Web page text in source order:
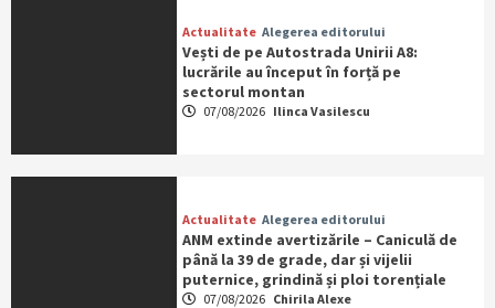
Actualitate Alegerea editorului
Vești de pe Autostrada Unirii A8:
lucrările au început în forță pe
sectorul montan
07/08/2026 Ilinca Vasilescu
Actualitate Alegerea editorului
ANM extinde avertizările – Caniculă de
până la 39 de grade, dar și vijelii
puternice, grindină și ploi torențiale
07/08/2026 Chirila Alexe